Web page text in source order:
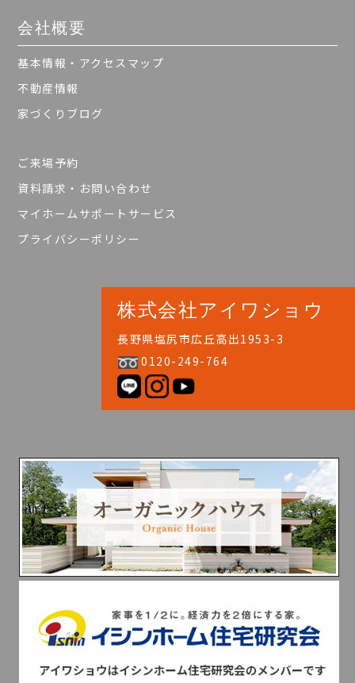
会社概要
基本情報・アクセスマップ
不動産情報
家づくりブログ
ご来場予約
資料請求・お問い合わせ
マイホームサポートサービス
プライバシーポリシー
株式会社アイワショウ
長野県塩尻市広丘高出1953-3
0120-249-764